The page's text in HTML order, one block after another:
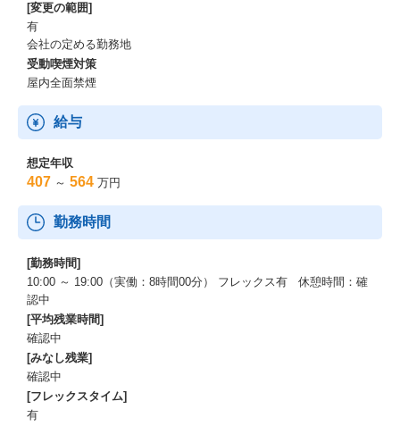
[変更の範囲]
有
会社の定める勤務地
受動喫煙対策
屋内全面禁煙
給与
想定年収
407 ～ 564 万円
勤務時間
[勤務時間]
10:00 ～ 19:00（実働：8時間00分） フレックス有 休憩時間：確
認中
[平均残業時間]
確認中
[みなし残業]
確認中
[フレックスタイム]
有